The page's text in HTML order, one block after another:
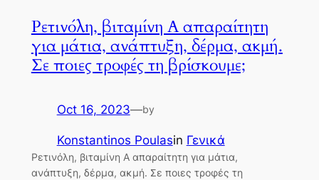
Ρετινόλη, βιταμίνη Α απαραίτητη
για μάτια, ανάπτυξη, δέρμα, ακμή.
Σε ποιες τροφές τη βρίσκουμε;
Oct 16, 2023—by
Konstantinos Poulasin Γενικά
Ρετινόλη, βιταμίνη Α απαραίτητη για μάτια,
ανάπτυξη, δέρμα, ακμή. Σε ποιες τροφές τη